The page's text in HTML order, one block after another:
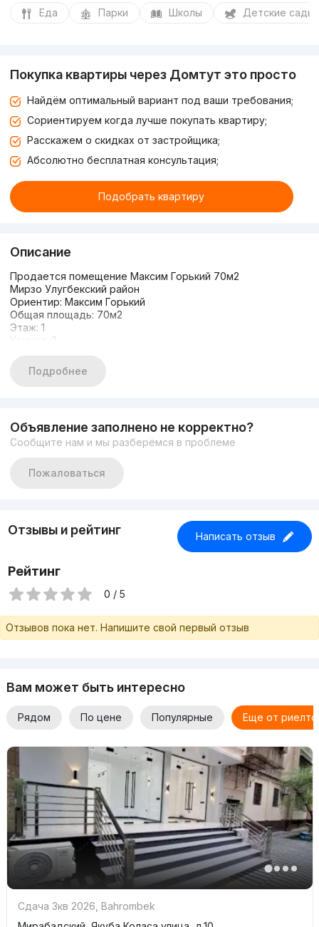
Еда Парки Школы Детские сады
Покупка квартиры через Домтут это просто
Найдём оптимальный вариант под ваши требования;
Сориентируем когда лучше покупать квартиру;
Расскажем о скидках от застройщика;
Абсолютно бесплатная консультация;
Подобрать квартиру
Описание
Продается помещение Максим Горький 70м2
Мирзо Улугбекский район
Ориентир: Максим Горький
Общая площадь: 70м2
Этаж: 1
Комнат: 3
Вторая линия парковка
С арендатором 1.500$
Подробнее
Объявление заполнено не корректно?
Сообщите нам и мы разберёмся в проблеме
Пожаловаться
Отзывы и рейтинг Написать отзыв
Рейтинг
0 / 5
Отзывов пока нет. Напишите свой первый отзыв
Вам может быть интересно
Рядом По цене Популярные Еще от
Сдача 3кв 2026 Bahrombek